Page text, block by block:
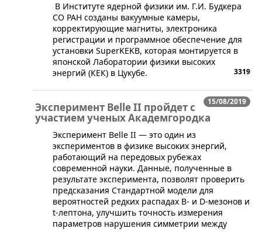
​ ​В Институте ядерной физики им. Г.И. Будкера
СО РАН созданы вакуумные камеры,
корректирующие магниты, электроника
регистрации и программное обеспечение для
установки SuperKEKB, которая монтируется в
японской Лаборатории физики высоких
энергий (КЕК) в Цукубе.
3319
15/08/2019
Эксперимент Belle II пройдет с
участием ученых Академгородка
​Эксперимент Belle II — это один из
экспериментов в физике высоких энергий,
работающий на передовых рубежах
современной науки. Данные, полученные в
результате эксперимента, позволят проверить
предсказания Стандартной модели для
вероятностей редких распадах B- и D-мезонов и
t-лептона, улучшить точность измерения
параметров нарушения симметрии между